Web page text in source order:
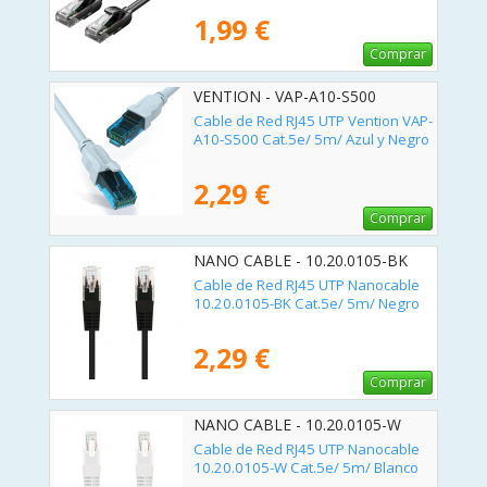
1,99 €
Comprar
VENTION - VAP-A10-S500
Cable de Red RJ45 UTP Vention VAP-
A10-S500 Cat.5e/ 5m/ Azul y Negro
2,29 €
Comprar
NANO CABLE - 10.20.0105-BK
Cable de Red RJ45 UTP Nanocable
10.20.0105-BK Cat.5e/ 5m/ Negro
2,29 €
Comprar
NANO CABLE - 10.20.0105-W
Cable de Red RJ45 UTP Nanocable
10.20.0105-W Cat.5e/ 5m/ Blanco